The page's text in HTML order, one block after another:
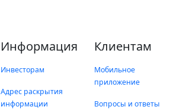
Информация
Инвесторам
Адрес раскрытия
информации
Клиентам
Мобильное
приложение
Вопросы и ответы